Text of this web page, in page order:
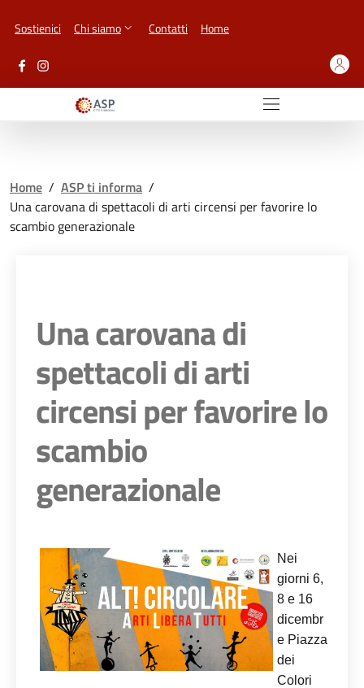
Sostienici Chi siamo Contatti Home
Home / ASP ti informa /
Una carovana di spettacoli di arti circensi per favorire lo
scambio generazionale
Una carovana di
spettacoli di arti
circensi per favorire lo
scambio
generazionale
Nei
giorni 6,
8 e 16
dicembr
e Piazza
dei
Colori